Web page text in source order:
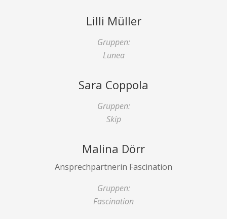
Lilli Müller
Gruppen:
Lunea
Sara Coppola
Gruppen:
Skip
Malina Dörr
Ansprechpartnerin Fascination
Gruppen:
Fascination